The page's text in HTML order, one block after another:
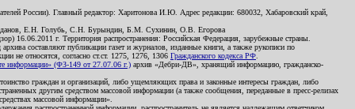
России). Главный редактор: Харитонова И.Ю. Адрес редакции: 680032, Хабаровский край,
Е.Н. Голубь, С.Н. Бурындин, Б.М. Сухинин, О.В. Егорова
16.06.2011 г. Территория распространения: Российская Федерация, зарубежные страны.
составляют публикации газет и журналов, изданные книги, а также рукописи по
не относятся, согласно ст.ст. 1275, 1276, 1306 Гражданского кодекса РФ
информации» (ФЗ-149 от 27.07.06 г.) архив «Дебри-ДВ», хранящий информацию, гражданско-
граждан и организаций, либо ущемляющих права и законные интересы граждан, либо
другим средством массовой информации (а также сообщения, переданные в пресс-релизах
массовой информации».